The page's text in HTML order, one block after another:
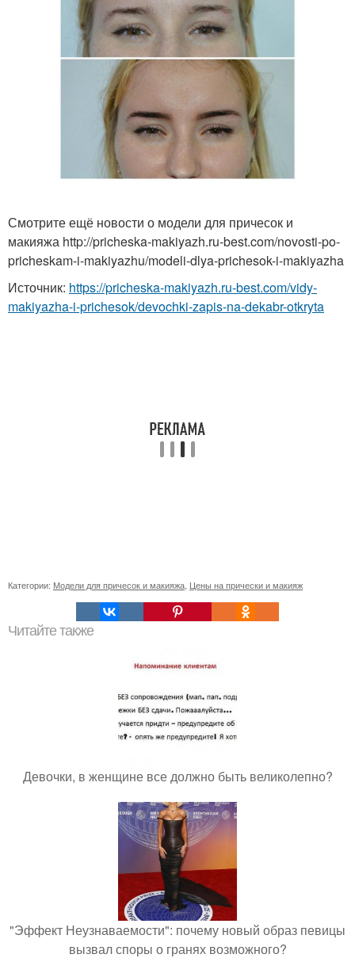
Смотрите ещё новости о модели для причесок и
макияжа http://pricheska-makiyazh.ru-best.com/novosti-po-
pricheskam-i-makiyazhu/modeli-dlya-prichesok-i-makiyazha
Источник: https://pricheska-makiyazh.ru-best.com/vidy-
makiyazha-i-prichesok/devochki-zapis-na-dekabr-otkryta
Категории: Модели для причесок и макияжа Цены на прически и макияж
Читайте также
Девочки, в женщине все должно быть великолепно?
"Эффект Неузнаваемости": почему новый образ певицы
вызвал споры о гранях возможного?